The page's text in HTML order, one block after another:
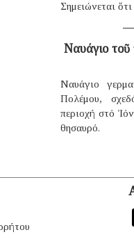
Σημειώνεται
Ναυάγιο τοῦ
Ναυάγιο
Πολέμου,
περιοχή στό
θησαυρό.